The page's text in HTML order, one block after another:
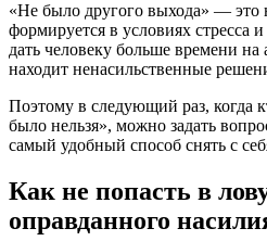
«Не было другого выхода» — это
формируется в условиях стресса
дать человеку больше времени
находит ненасильственные
Поэтому в следующий раз, когда
было нельзя», можно задать
самый удобный способ снять с
Как не попасть в
оправданного